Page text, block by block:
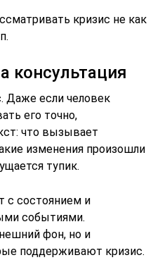
кризис не как
консультация
Даже если человек
его точно,
что вызывает
изменения произошли
тупик.
с состоянием и
событиями.
фон, но и
поддерживают кризис.